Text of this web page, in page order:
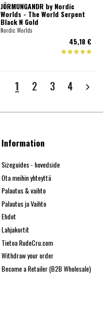
JÖRMUNGANDR by Nordic
Worlds - The World Serpent
Black N Gold
Nordic Worlds
45,18 €
1 2 3 4
Information
Sizeguides - hovedside
Ota meihin yhteyttä
Palautus & vaihto
Palautus ja Vaihto
Ehdot
Lahjakortit
Tietoa RudeCru.com
Withdraw your order
Become a Retailer (B2B Wholesale)